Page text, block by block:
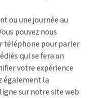
ou une journée au
pouvez nous
téléphone pour parler
qui se fera un
votre expérience
également la
sur notre site web